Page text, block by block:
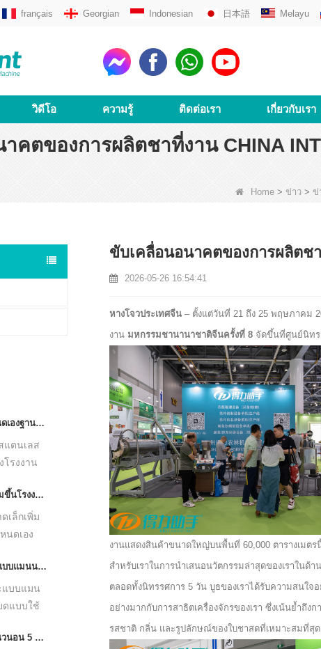
français Georgian Indonesian 日本語 Melayu
วิดีโอ ความรู้ ติดต่อเรา เกี่ยวกับเรา
คตของการผลิตชาที่งาน CHINA
Home > ข่าว > ข่
สแตนเลสที่กำหนดเองฐาน Matcha โรงงานหินสีเขียวต่ำอุณหภูมิ Ultra Fine Matcha เครื่องบด DL-6CYMJ-50QB
แตนเลส
โรงงาน
, การบด
คงกลิ่น
งมัทฉะ
เหมาะ
ห้อง
ลิตมัทฉะ
ที่กำหนดเองที่เพิ่มขึ้นโรงงานหินมัทฉะขนาดเล็ก 30 ซม. แผ่นหินอัลตร้าเครื่องบดมัทฉะละเอียด DL-6CYMJ-32M
เล็กเพิ่ม
นดเอง
ติขนาด
อุณหภูมิ
ลิตผงมัท
สเตนเลส
โรงบดหินมัทฉะแบบแมนนวล วัฒนธรรมการบดมัทฉะแบบดั้งเดิมของญี่ปุ่น
แบบแมน
ดแบบใช้
บมาเพื่อ
เครื่องบรรจุถุงแนวนอน 5 สถานี
ขับเคลื่อนอนาคตของการผลิตช
2026-05-26 16:54:41
หางโจวประเทศจีน– ตั้งแต่วันที่ 21 ถึง 25 พฤษภาคม
งาน มหกรรมชานานาชาติจีนครั้งที่ 8จัดขึ้นที่ศูนย์นิทร
งานแสดงสินค้าขนาดใหญ่บนพื้นที่ 60,000 ตารางเมต
สำหรับเราในการนำเสนอนวัตกรรมล่าสุดของเราใน
ตลอดทั้งนิทรรศการ 5 วัน บูธของเราได้รับความสนใ
อย่างมากกับการสาธิตเครื่องจักรของเรา ซึ่งเน้นย้ำ
รสชาติ กลิ่น และรูปลักษณ์ของใบชาสดที่เหมาะสมที่สุด